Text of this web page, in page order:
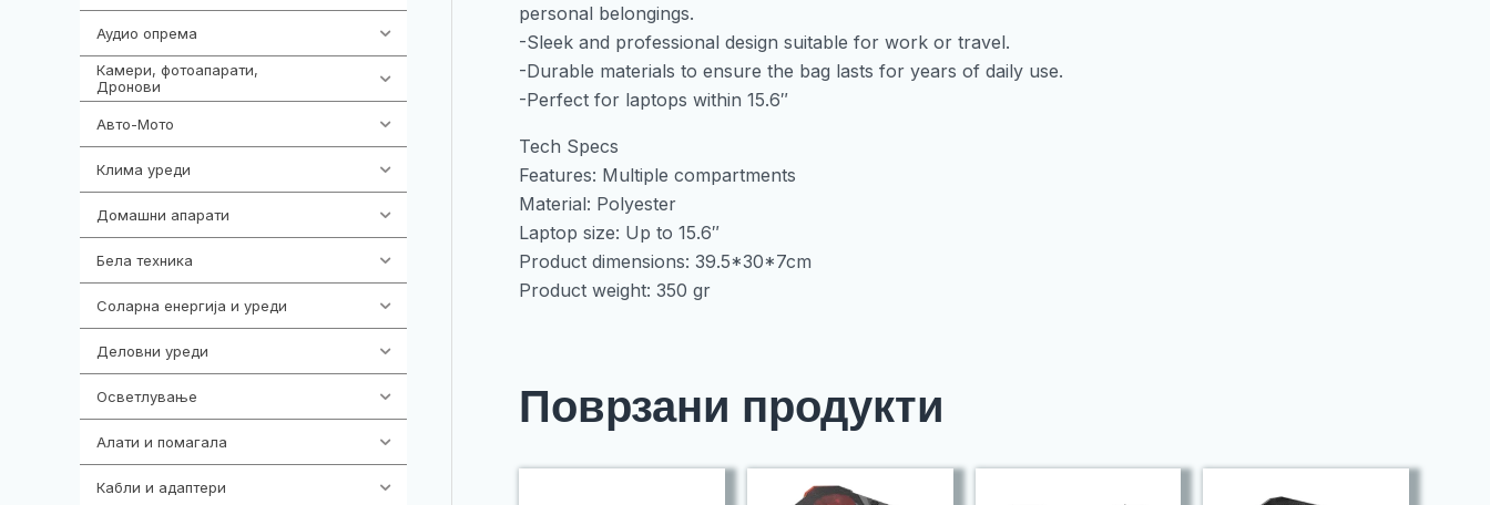
Аудио опрема
Камери, фотоапарати,
Дронови
Авто-Мото
Клима уреди
Домашни апарати
Бела техника
Соларна енергија и уреди
Деловни уреди
Осветлување
Алати и помагала
Кабли и адаптери
personal belongings.
-Sleek and professional design suitable for work or travel.
-Durable materials to ensure the bag lasts for years of daily use.
-Perfect for laptops within 15.6″
Tech Specs
Features: Multiple compartments
Material: Polyester
Laptop size: Up to 15.6″
Product dimensions: 39.5*30*7cm
Product weight: 350 gr
Поврзани продукти